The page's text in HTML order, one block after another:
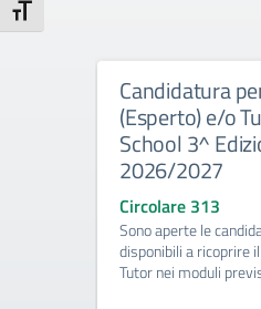
Attiva/disattiva dimensione testo
Candidatura
(Esperto) e/o
School 3^
2026/2027
Circolare 313
Sono aperte le
disponibili a ricoprire
Tutor nei moduli